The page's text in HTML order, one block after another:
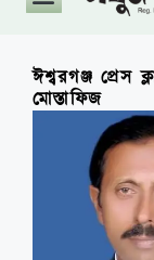
ঈশ্বরগঞ্জ প্রেস
মোস্তাফিজ